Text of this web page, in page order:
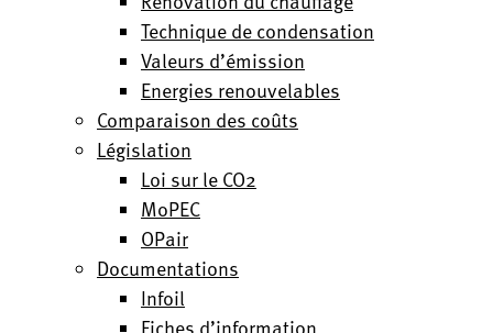
Technique de condensation
Valeurs d’émission
Energies renouvelables
Comparaison des coûts
Législation
Loi sur le CO2
MoPEC
OPair
Documentations
Infoil
Fiches d’information